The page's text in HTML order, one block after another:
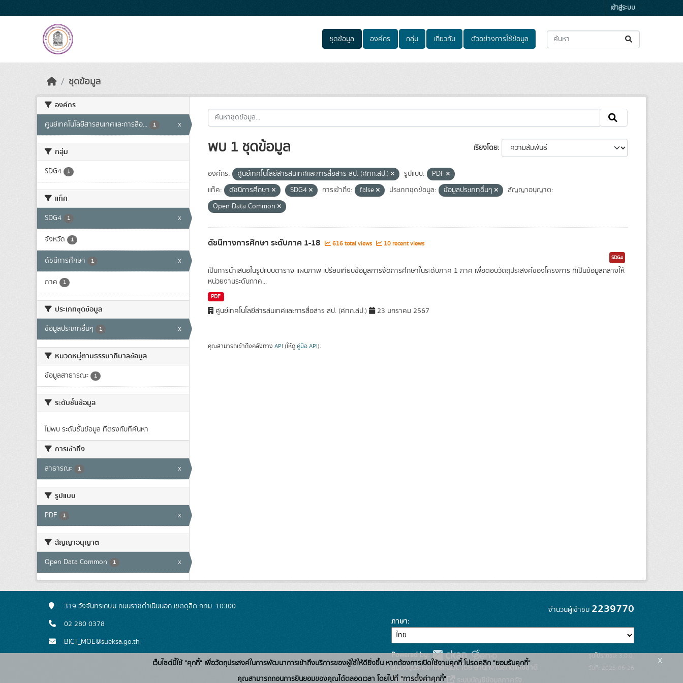
เข้าสู่ระบบ
ชุดข้อมูล องค์กร กลุ่ม เกี่ยวกับ ตัวอย่างการใช้ข้อมูล
ชุดข้อมูล
องค์กร
ศูนย์เทคโนโลยีสารสนเทศและการสื่อ... 1 x
กลุ่ม
SDG4 1
แท็ค
SDG4 1 x
จังหวัด 1
ดัชนีการศึกษา 1 x
ภาค 1
ประเภทชุดข้อมูล
ข้อมูลประเภทอื่นๆ 1 x
หมวดหมู่ตามธรรมาภิบาลข้อมูล
ข้อมูลสาธารณะ 1
ระดับชั้นข้อมูล
ไม่พบ ระดับชั้นข้อมูล ที่ตรงกับที่ค้นหา
การเข้าถึง
สาธารณะ 1 x
รูปแบบ
PDF 1 x
สัญญาอนุญาต
Open Data Common 1 x
เรียงโดย
พบ 1 ชุดข้อมูล
องค์กร: ศูนย์เทคโนโลยีสารสนเทศและการสื่อสาร สป. (ศทก.สป.) รูปแบบ:
PDF
แท็ค:
ดัชนีการศึกษา SDG4 การเข้าถึง: false ประเภทชุดข้อมูล: ข้อมูลประเภทอื่นๆ
สัญญาอนุญาต:
Open Data Common
ดัชนีทางการศึกษา ระดับภาค 1-18 616 total views 10 recent views
SDG4
เป็นการนำเสนอในรูปแบบตาราง แผนภาพ เปรียบเทียบข้อมูลการจัดการศึกษาในระดับภาค 1 ภาค เพื่อตอบวัตถุประสงค์ของโครงการ ที่เป็นข้อมูลกลางให้
หน่วยงานระดับภาค...
PDF
ศูนย์เทคโนโลยีสารสนเทศและการสื่อสาร สป. (ศทก.สป.) 23 มกราคม 2567
คุณสามารถเข้าถึงคลังทาง API (ให้ดู คู่มือ API).
319 วังจันทรเกษม ถนนราชดำเนินนอก เขตดุสิต กทม. 10300
02 280 0378
BICT_MOE@sueksa.go.th
จำนวนผู้เข้าชม 2239770
ภาษา
Powered by:
สนับสนุนระบบ Thai-GDC โดย สำนักงานสถิติแห่งชาติ
เว็บไซต์ที่เกี่ยวข้อง:
รุ่นโปรแกรม: 3.0.0
วันที่: 2025-06-26
เว็บไซต์นี้ใช้ "คุกกี้" เพื่อวัตถุประสงค์ในการพัฒนาการเข้าถึงบริการของผู้ใช้ให้ดียิ่งขึ้น หากต้องการเปิดใช้งานคุกกี้ โปรดคลิก "ยอมรับคุกกี้"
คุณสามารถถอนการยินยอมของคุณได้ตลอดเวลา โดยไปที่ "การตั้งค่าคุกกี้"
x